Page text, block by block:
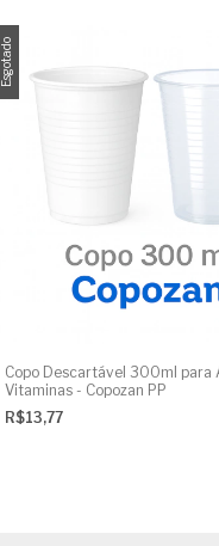
Esgotado
Copo Descartável 300ml para
Vitaminas - Copozan PP
R$13,77